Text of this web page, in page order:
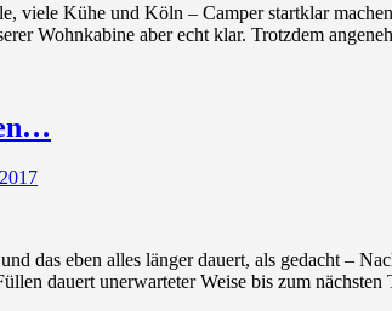
viele Kühe und Köln – Camper startklar
Wohnkabine aber echt klar. Trotzdem
das eben alles länger dauert, als gedacht –
dauert unerwarteter Weise bis zum